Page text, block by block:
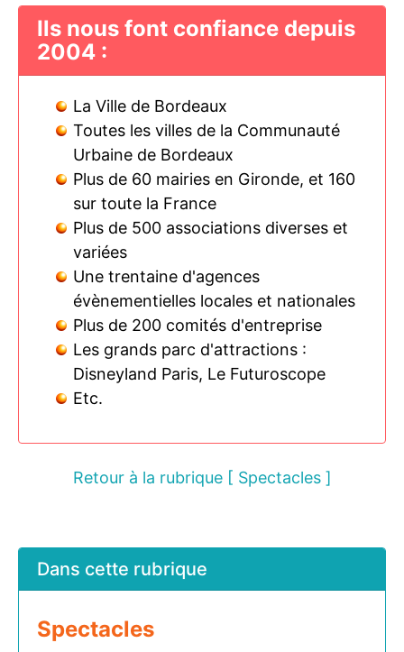
Ils nous font confiance depuis
2004 :
La Ville de Bordeaux
Toutes les villes de la Communauté
Urbaine de Bordeaux
Plus de 60 mairies en Gironde, et 160
sur toute la France
Plus de 500 associations diverses et
variées
Une trentaine d'agences
évènementielles locales et nationales
Plus de 200 comités d'entreprise
Les grands parc d'attractions :
Disneyland Paris, Le Futuroscope
Etc.
Retour à la rubrique [ Spectacles ]
Dans cette rubrique
Spectacles